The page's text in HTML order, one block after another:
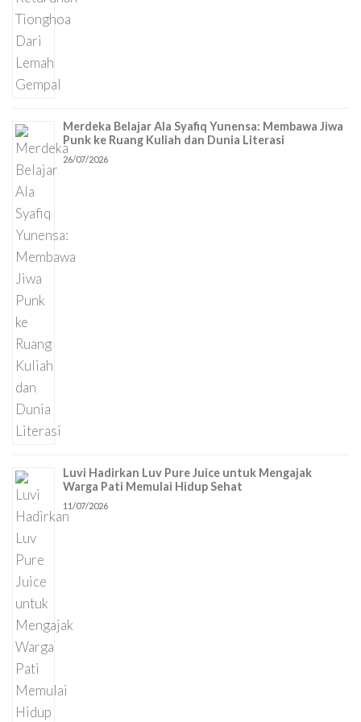
Merdeka Belajar Ala Syafiq Yunensa: Membawa Jiwa
Punk ke Ruang Kuliah dan Dunia Literasi
26/07/2026
Luvi Hadirkan Luv Pure Juice untuk Mengajak
Warga Pati Memulai Hidup Sehat
11/07/2026